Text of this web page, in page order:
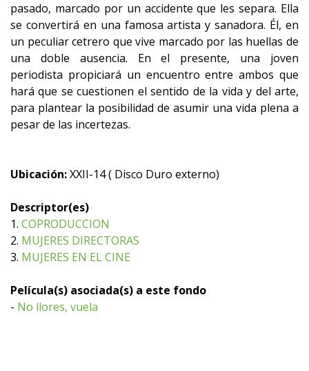
pasado, marcado por un accidente que les separa. Ella
se convertirá en una famosa artista y sanadora. Él, en
un peculiar cetrero que vive marcado por las huellas de
una doble ausencia. En el presente, una joven
periodista propiciará un encuentro entre ambos que
hará que se cuestionen el sentido de la vida y del arte,
para plantear la posibilidad de asumir una vida plena a
pesar de las incertezas.
Ubicación:XXII-14 ( Disco Duro externo)
Descriptor(es)
1. COPRODUCCION
2. MUJERES DIRECTORAS
3. MUJERES EN EL CINE
Película(s) asociada(s) a este fondo
- No llores, vuela